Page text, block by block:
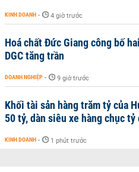
KINH DOANH - 4 giờ trước
Hoá chất Đức Giang công bố
DGC tăng trần
DOANH NGHIỆP - 9 giờ trước
Khối tài sản hàng trăm tỷ của
50 tỷ, dàn siêu xe hàng chục
KINH DOANH - 1 phút trước